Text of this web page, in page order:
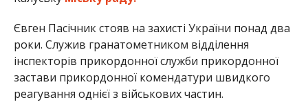
Євген Пасічник стояв на захисті України понад два
роки. Служив гранатометником відділення
інспекторів прикордонної служби прикордонної
застави прикордонної комендатури швидкого
реагування однієї з військових частин.